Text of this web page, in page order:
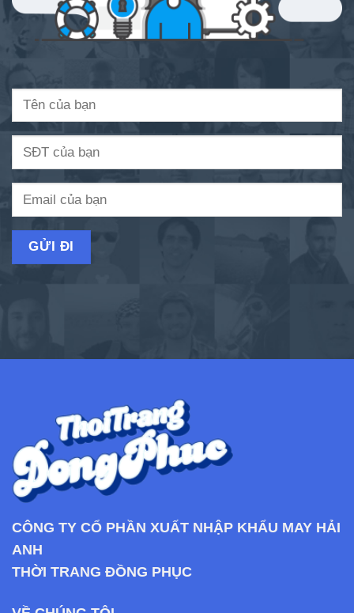
CÔNG TY CỔ PHẦN XUẤT NHẬP KHẨU MAY HẢI
ANH
THỜI TRANG ĐỒNG PHỤC